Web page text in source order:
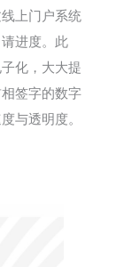
上门户系统
进度。此
化，大大提
签字的数字
与透明度。